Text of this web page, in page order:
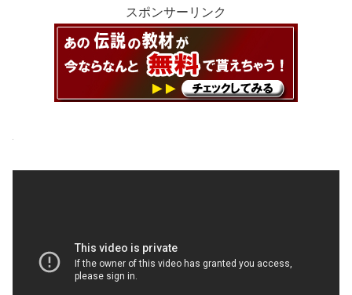
スポンサーリンク